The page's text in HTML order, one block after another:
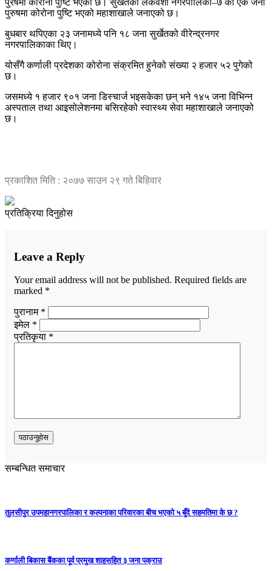
पुरुषमा कोरोना पुष्टि भएको महाशाखाले जनाएको छ।
बुधबार थपिएका २३ जनामध्ये पनि १८ जना सुर्खेतको वीरेन्द्रनगर
नगरपालिकाका थिए।
योसँगै कर्णाली प्रदेशका कोरोना संक्रमित हुनेको संख्या २ हजार ५२ पुगेको
छ।
जसमध्ये १ हजार ९०१ जना डिस्चार्ज भइसकेका छन् भने १४५ जना विभिन्न
अस्पताल तथा आइसोलेशनमा बसिरहेको स्वास्थ्य सेवा महाशाखाले जनाएको
छ।
प्रकाशित मिति : २०७७ साउन २९ गते बिहिवार
प्रतिक्रिया दिनुहोस
Leave a Reply
Your email address will not be published. Required fields are
marked *
पुरानाम *
इमेल *
प्रतिकृया *
सम्बन्धित समाचार
तुलसीपुर उपमहानगरपालिका र कल्पनाका परिवारका बीच भएको ५ बुँदे सहमतिमा के छ ?
कर्णाली बिकास बैंकका पूर्व प्रमुख शाहसहित ३ जना पक्राउ